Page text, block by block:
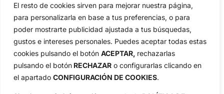
El resto de cookies sirven para mejorar nuestra página,
para personalizarla en base a tus preferencias, o para
poder mostrarte publicidad ajustada a tus búsquedas,
gustos e intereses personales. Puedes aceptar todas estas
cookies pulsando el botón ACEPTAR, rechazarlas
pulsando el botón RECHAZAR o configurarlas clicando en
el apartado CONFIGURACIÓN DE COOKIES.
Publicidad
Newsletters
Copyright © 2025 OpenGolf | Diseño porTecnoQuatre